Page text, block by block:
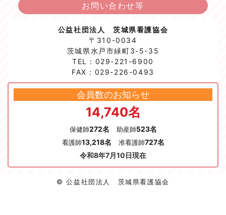
お問い合わせ等
公益社団法人 茨城県看護協会
〒310-0034
茨城県水戸市緑町3-5-35
TEL：029-221-6900
FAX：029-226-0493
会員数のお知らせ
14,740名
保健師272名 助産師523名
看護師13,218名 准看護師727名
令和8年7月10日現在
© 公益社団法人 茨城県看護協会